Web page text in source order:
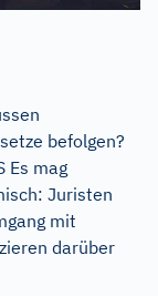
befolgen?
Es mag
Juristen
mit
darüber